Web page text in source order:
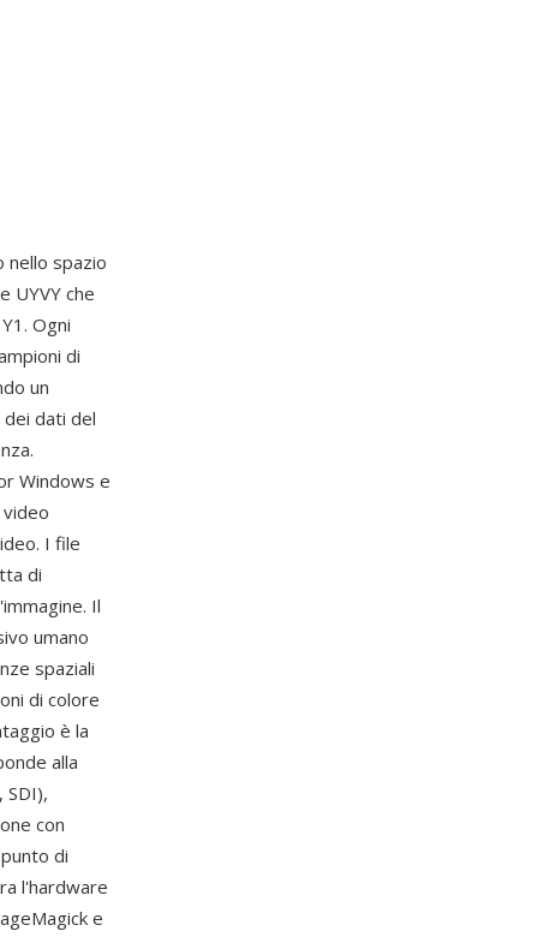
nello spazio
UYVY che
Ogni
di
un
dati del
Windows e
I file
di
Il
umano
spaziali
di colore
è la
alla
con
di
l'hardware
e